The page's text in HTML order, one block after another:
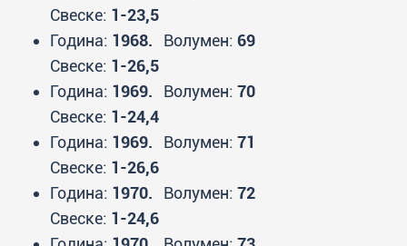
Свеске: 1-23,5
Година: 1968. Волумен: 69
Свеске: 1-26,5
Година: 1969. Волумен: 70
Свеске: 1-24,4
Година: 1969. Волумен: 71
Свеске: 1-26,6
Година: 1970. Волумен: 72
Свеске: 1-24,6